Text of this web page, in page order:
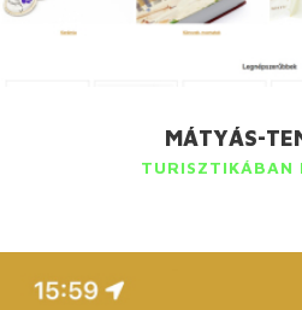
MÁTYÁS-
TURISZTIKÁBAN